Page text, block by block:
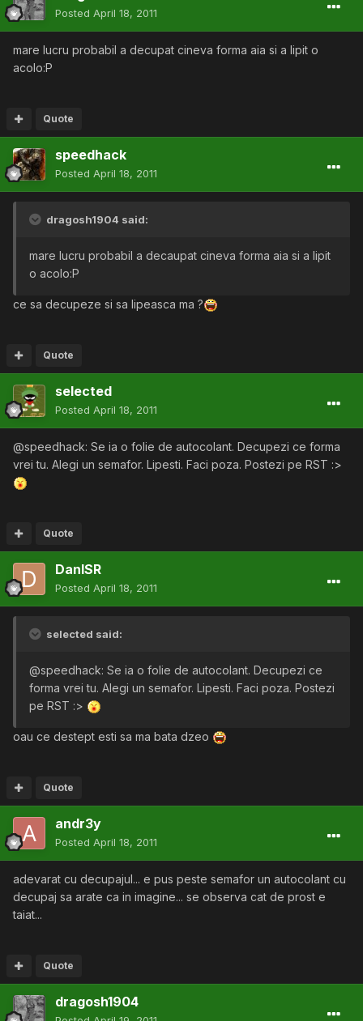
Posted April 18, 2011
mare lucru probabil a decupat cineva forma aia si a lipit o
acolo:P
Quote
speedhack
Posted April 18, 2011
dragosh1904 said:
mare lucru probabil a decaupat cineva forma aia si a lipit
o acolo:P
ce sa decupeze si sa lipeasca ma ?
Quote
selected
Posted April 18, 2011
@speedhack: Se ia o folie de autocolant. Decupezi ce forma
vrei tu. Alegi un semafor. Lipesti. Faci poza. Postezi pe RST :>
Quote
DanISR
Posted April 18, 2011
selected said:
@speedhack: Se ia o folie de autocolant. Decupezi ce
forma vrei tu. Alegi un semafor. Lipesti. Faci poza. Postezi
pe RST :>
oau ce destept esti sa ma bata dzeo
Quote
andr3y
Posted April 18, 2011
adevarat cu decupajul... e pus peste semafor un autocolant cu
decupaj sa arate ca in imagine... se observa cat de prost e
taiat...
Quote
dragosh1904